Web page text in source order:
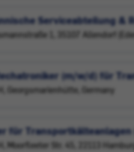
Serviceabteilung &
1, 35107 Allendorf
(m/w/d) für
Georgsmarienhütte, Germany
für
Moorfleeter Str. 45, 22113